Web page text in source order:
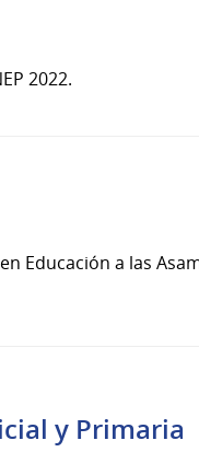
2022.
Educación a las
y Primaria